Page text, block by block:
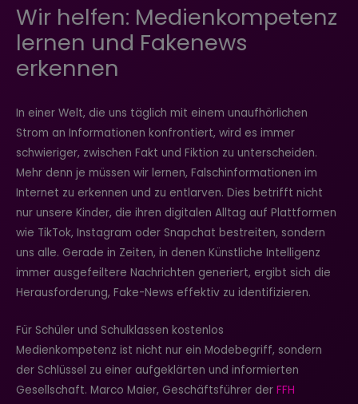
Wir helfen: Medienkompetenz
lernen und Fakenews
erkennen
In einer Welt, die uns täglich mit einem unaufhörlichen
Strom an Informationen konfrontiert, wird es immer
schwieriger, zwischen Fakt und Fiktion zu unterscheiden.
Mehr denn je müssen wir lernen, Falschinformationen im
Internet zu erkennen und zu entlarven. Dies betrifft nicht
nur unsere Kinder, die ihren digitalen Alltag auf Plattformen
wie TikTok, Instagram oder Snapchat bestreiten, sondern
uns alle. Gerade in Zeiten, in denen Künstliche Intelligenz
immer ausgefeiltere Nachrichten generiert, ergibt sich die
Herausforderung, Fake-News effektiv zu identifizieren.
Für Schüler und Schulklassen kostenlos
Medienkompetenz ist nicht nur ein Modebegriff, sondern
der Schlüssel zu einer aufgeklärten und informierten
Gesellschaft. Marco Maier, Geschäftsführer der FFH